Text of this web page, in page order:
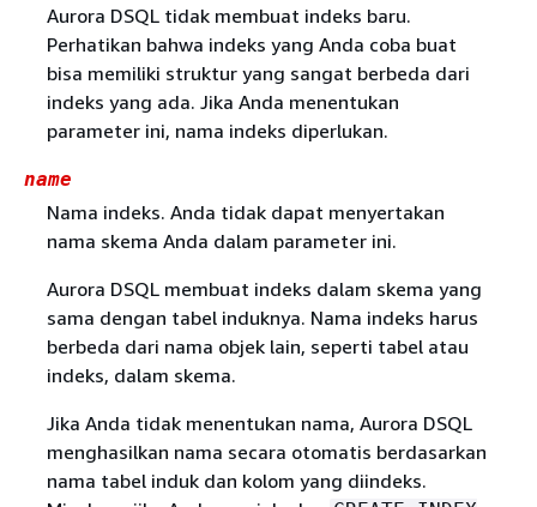
Aurora DSQL tidak membuat indeks baru.
Perhatikan bahwa indeks yang Anda coba buat
bisa memiliki struktur yang sangat berbeda dari
indeks yang ada. Jika Anda menentukan
parameter ini, nama indeks diperlukan.
name
Nama indeks. Anda tidak dapat menyertakan
nama skema Anda dalam parameter ini.
Aurora DSQL membuat indeks dalam skema yang
sama dengan tabel induknya. Nama indeks harus
berbeda dari nama objek lain, seperti tabel atau
indeks, dalam skema.
Jika Anda tidak menentukan nama, Aurora DSQL
menghasilkan nama secara otomatis berdasarkan
nama tabel induk dan kolom yang diindeks.